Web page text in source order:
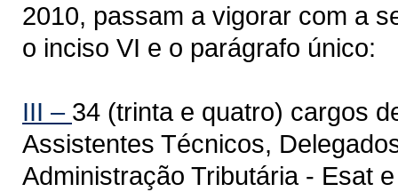
2010, passam a vigorar com a
o inciso VI e o parágrafo único:
III – 34 (trinta e quatro) cargos
Assistentes Técnicos,
Administração Tributária - Esat